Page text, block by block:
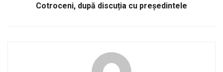
Cotroceni, după discuția cu președintele